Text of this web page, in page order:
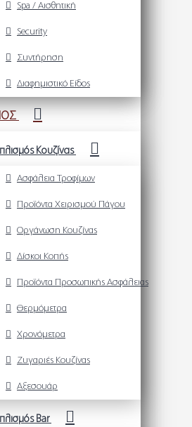
Spa / Αισθητική
Security
Συντήρηση
Διαφημιστικό Είδος
Κουζίνας
Ασφάλεια Τροφίμων
Προϊόντα Χειρισμού Πάγου
Οργάνωση Κουζίνας
Δίσκοι Κοπής
Προϊόντα Προσωπικής Ασφάλειας
Θερμόμετρα
Χρονόμετρα
Ζυγαριές Κουζίνας
Αξεσουάρ
Bar